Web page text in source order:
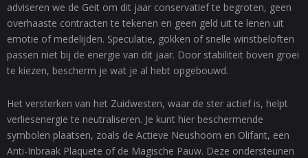
adviseren we de Geit om dit jaar conservatief te begroten, geen
overhaaste contracten te tekenen en geen geld uit te lenen uit
emotie of medelijden. Speculatie, gokken of snelle winstbeloften
passen niet bij de energie van dit jaar. Door stabiliteit boven groei
te kiezen, bescherm je wat je al hebt opgebouwd.
Het versterken van het Zuidwesten, waar de ster actief is, helpt
verliesenergie te neutraliseren. Je kunt hier beschermende
symbolen plaatsen, zoals de Actieve Neushoorn en Olifant, een
Anti-Inbraak Plaquete of de Magische Pauw. Deze ondersteunen